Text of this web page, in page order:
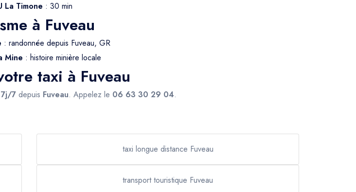
La Timone : 30 min
à Fuveau
: randonnée depuis Fuveau, GR
Mine : histoire minière locale
taxi à Fuveau
7 depuis Fuveau. Appelez le 06 63 30 29 04.
taxi longue distance Fuveau
transport touristique Fuveau